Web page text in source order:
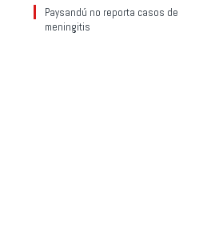
Paysandú no reporta casos de
meningitis